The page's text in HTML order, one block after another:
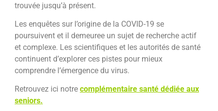
trouvée jusqu’à présent.
Les enquêtes sur l’origine de la COVID-19 se
poursuivent et il demeuree un sujet de recherche actif
et complexe. Les scientifiques et les autorités de santé
continuent d’explorer ces pistes pour mieux
comprendre l’émergence du virus.
Retrouvez ici notre complémentaire santé dédiée aux
seniors.